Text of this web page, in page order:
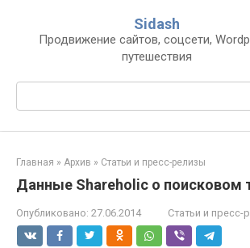
контенту
Sidash
Продвижение сайтов, соцсети,
путешествия
Главная » Архив » Статьи и пресс-релизы
Данные Shareholic о поисковом
Опубликовано: 27.06.2014 Статьи и пресс-